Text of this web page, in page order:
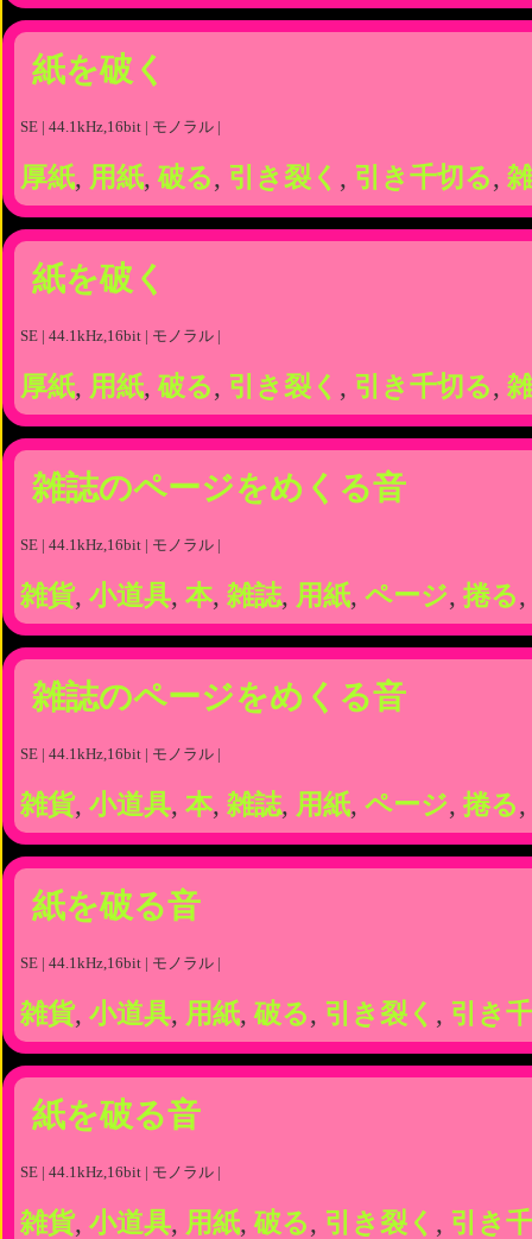
紙を破く
SE | 44.1kHz,16bit | モノラル |
厚紙, 用紙, 破る, 引き裂く , 引き千切る,
紙を破く
SE | 44.1kHz,16bit | モノラル |
厚紙, 用紙, 破る, 引き裂く , 引き千切る,
雑誌のページをめくる音
SE | 44.1kHz,16bit | モノラル |
雑貨, 小道具, 本, 雑誌, 用紙, ページ, 捲る,
雑誌のページをめくる音
SE | 44.1kHz,16bit | モノラル |
雑貨, 小道具, 本, 雑誌, 用紙, ページ, 捲る,
紙を破る音
SE | 44.1kHz,16bit | モノラル |
雑貨, 小道具, 用紙, 破る, 引き裂く , 引き
紙を破る音
SE | 44.1kHz,16bit | モノラル |
雑貨, 小道具, 用紙, 破る, 引き裂く , 引き